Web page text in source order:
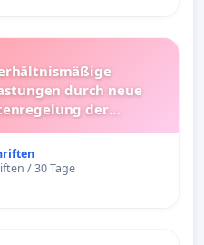
durch neue
der
und Alternativen
/ 30 Tage